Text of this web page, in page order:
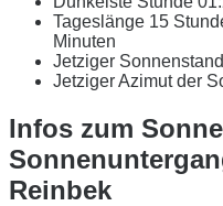
Tageslänge 15
Minuten
Jetziger
Jetziger Azimut der
Infos zum
Reinbek